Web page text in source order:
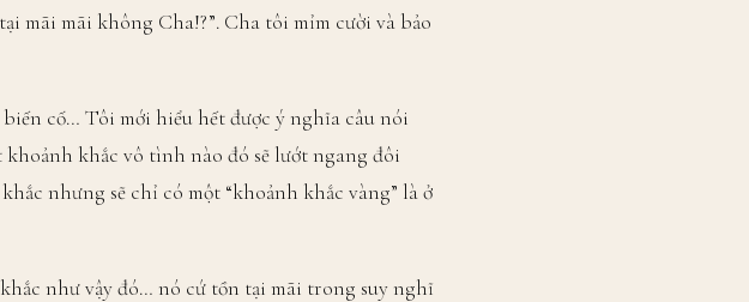
mãi mãi không Cha!?”. Cha tôi mỉm cười và bảo
cố… Tôi mới hiểu hết được ý nghĩa câu nói
khắc vô tình nào đó sẽ lướt ngang đôi
nhưng sẽ chỉ có một “khoảnh khắc vàng” là ở
như vậy đó… nó cứ tồn tại mãi trong suy nghĩ